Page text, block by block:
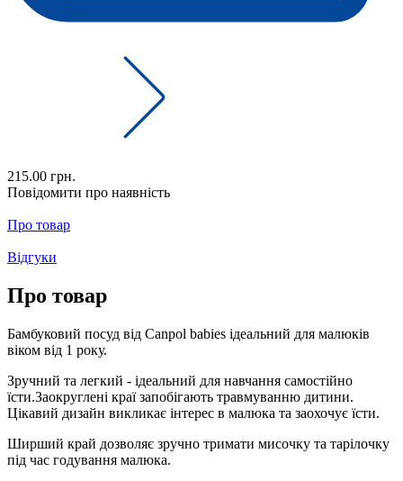
215.00 грн.
Повідомити про наявність
Про товар
Відгуки
Про товар
Бамбуковий посуд від Canpol babies ідеальний для малюків
віком від 1 року.
Зручний та легкий - ідеальний для навчання самостійно
їсти.Заокруглені краї запобігають травмуванню дитини.
Цікавий дизайн викликає інтерес в малюка та заохочує їсти.
Ширший край дозволяє зручно тримати мисочку та тарілочку
під час годування малюка.